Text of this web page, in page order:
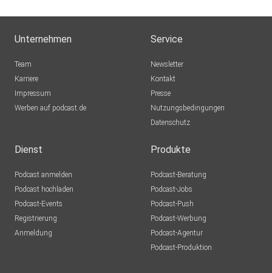
Unternehmen
Team
Karriere
Impressum
Werben auf podcast.de
Service
Newsletter
Kontakt
Presse
Nutzungsbedingungen
Datenschutz
Dienst
Podcast anmelden
Podcast hochladen
Podcast-Events
Registrierung
Anmeldung
Produkte
Podcast-Beratung
Podcast-Jobs
Podcast-Push
Podcast-Werbung
Podcast-Agentur
Podcast-Produktion